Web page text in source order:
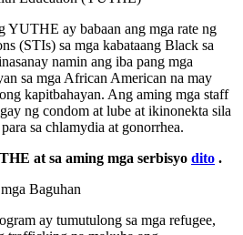
YUTHE ay babaan ang mga rate ng
(STIs) sa mga kabataang Black sa
namin ang iba pang mga
sa mga African American na may
kapitbahayan. Ang aming mga staff
ng condom at lube at ikinonekta sila
sa chlamydia at gonorrhea.
at sa aming mga serbisyo dito .
Baguhan
ay tumutulong sa mga refugee,